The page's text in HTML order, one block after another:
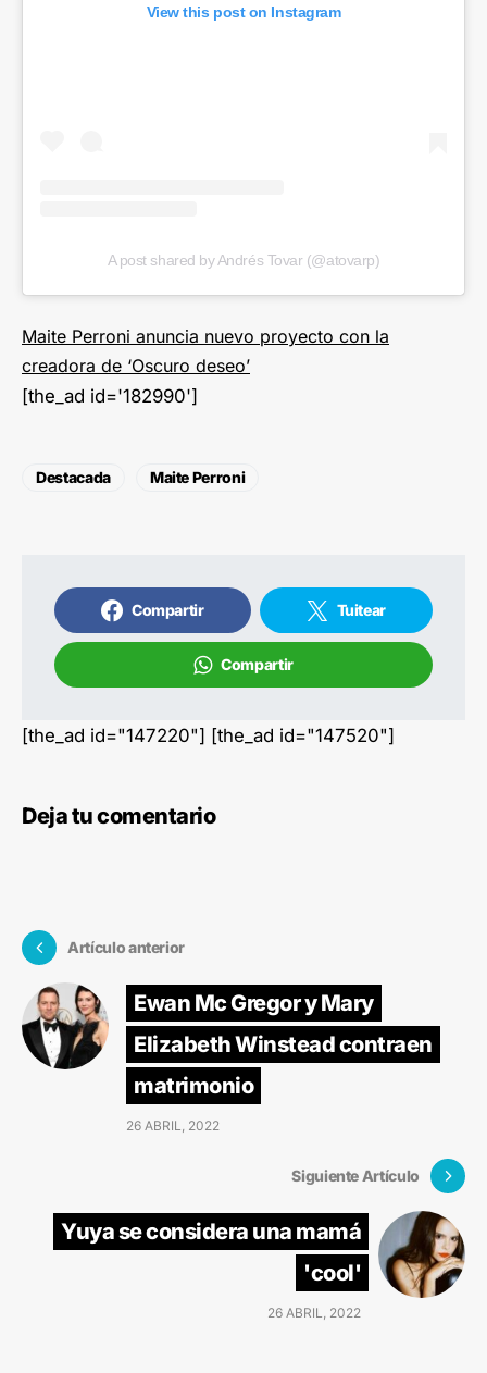
View this post on Instagram
A post shared by Andrés Tovar (@atovarp)
Maite Perroni anuncia nuevo proyecto con la
creadora de ‘Oscuro deseo’
[the_ad id='182990']
Destacada Maite Perroni
Compartir Tuitear
Compartir
[the_ad id="147220"] [the_ad id="147520"]
Deja tu comentario
Artículo anterior
Ewan Mc Gregor y Mary
Elizabeth Winstead contraen
matrimonio
26 ABRIL, 2022
Siguiente Artículo
Yuya se considera una mamá
'cool'
26 ABRIL, 2022